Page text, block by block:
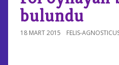
bulundu
18 MART 2015 FELIS-